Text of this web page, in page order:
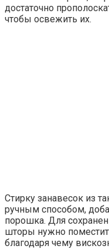
достаточно
чтобы освежить их.
Стирку занавесок из
ручным способом,
порошка. Для
шторы нужно
благодаря чему